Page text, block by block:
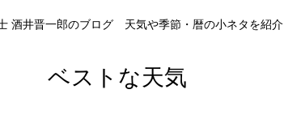
酒井晋一郎のブログ 天気や季節・暦の小ネタを紹介
ベストな天気